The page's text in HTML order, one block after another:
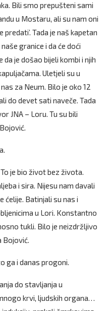
Bili smo prepušteni sami
u Mostaru, ali su nam oni
Tada je naš kapetan
granice i da će doći
da je došao bijeli kombi i njih
Uletjeli su u
za Neum. Bilo je oko 12
do devet sati naveče. Tada
JNA – Loru. Tu su bili
To je bio život bez života.
i sira. Nijesu nam davali
ćelije. Batinjali su nas i
u Lori. Konstantno
tukli. Bilo je neizdržljivo
Bojović.
ga i danas progoni.
do stavljanja u
krvi, ljudskih organa…